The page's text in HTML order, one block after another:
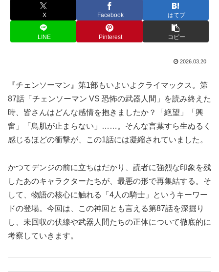
X Facebook はてブ
LINE Pinterest コピー
2026.03.20
『チェンソーマン』第1部もいよいよクライマックス。第
87話「チェンソーマン VS 恐怖の武器人間」を読み終えた
時、皆さんはどんな感情を抱きましたか？「絶望」「興
奮」「鳥肌が止まらない」……。そんな言葉すら生ぬるく
感じるほどの衝撃が、この1話には凝縮されていました。
かつてデンジの前に立ちはだかり、読者に強烈な印象を残
したあのキャラクターたちが、最悪の形で再集結する。そ
して、物語の核心に触れる「4人の騎士」というキーワー
ドの登場。今回は、この神回とも言える第87話を深掘り
し、未回収の伏線や武器人間たちの正体について徹底的に
考察していきます。